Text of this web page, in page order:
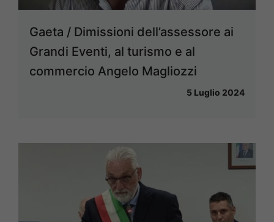
Gaeta / Dimissioni dell’assessore ai
Grandi Eventi, al turismo e al
commercio Angelo Magliozzi
5 Luglio 2024